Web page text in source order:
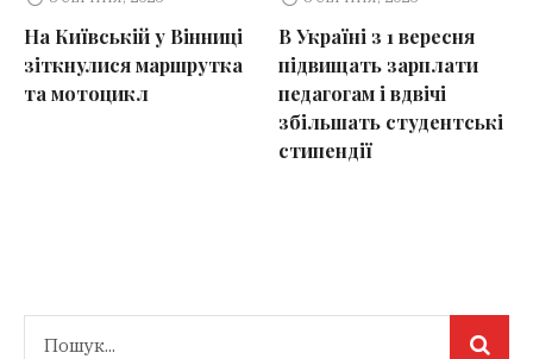
На Київській у Вінниці
зіткнулися маршрутка
та мотоцикл
В Україні з 1 вересня
підвищать зарплати
педагогам і вдвічі
збільшать студентські
стипендії